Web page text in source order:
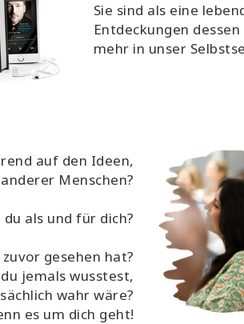
Sie sind als eine
Entdeckungen
mehr in unser
auf den Ideen,
Menschen?
als und für dich?
gesehen hat?
jemals wusstest,
wahr wäre?
es um dich geht!